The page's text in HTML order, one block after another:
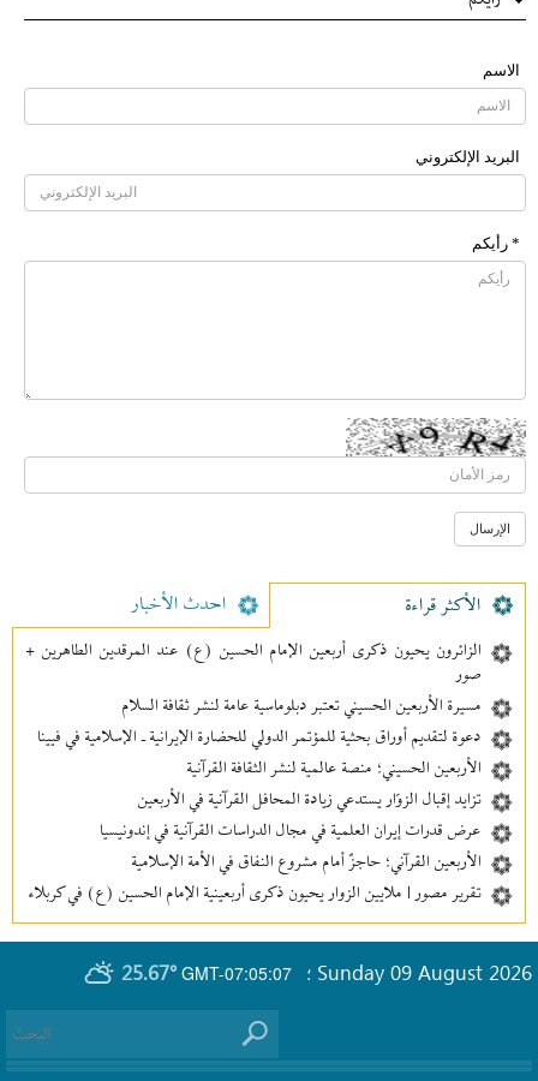
الاسم
البرید الإلکتروني
* رأیکم
الأکثر قراءة احدث الأخبار
الزائرون يحيون ذكرى أربعين الإمام الحسين (ع) عند المرقدين الطاهرين +
صور
مسيرة الأربعين الحسيني تعتبر دبلوماسية عامة لنشر ثقافة السلام
دعوة لتقديم أوراق بحثية للمؤتمر الدولي للحضارة الإيرانية ـ الإسلامية في فيينا
الأربعين الحسيني؛ منصة عالمية لنشر الثقافة القرآنية
تزايد إقبال الزوّار يستدعي زيادة المحافل القرآنية في الأربعين
عرض قدرات إيران العلمية في مجال الدراسات القرآنية في إندونيسيا
الأربعين القرآني؛ حاجزٌ أمام مشروع النفاق في الأمة الإسلامية
تقرير مصور | ملايين الزوار يحيون ذكرى أربعينية الإمام الحسين (ع) في كربلاء
GMT-07:05:07
25.67° Sunday 09 August 2026 ؛